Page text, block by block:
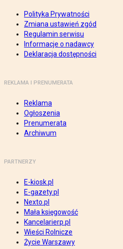
Polityka Prywatności
Zmiana ustawień zgód
Regulamin serwisu
Informacje o nadawcy
Deklaracja dostępności
REKLAMA I PRENUMERATA
Reklama
Ogłoszenia
Prenumerata
Archiwum
PARTNERZY
E-kiosk.pl
E-gazety.pl
Nexto.pl
Mała księgowość
Kancelarierp.pl
Wieści Rolnicze
Życie Warszawy